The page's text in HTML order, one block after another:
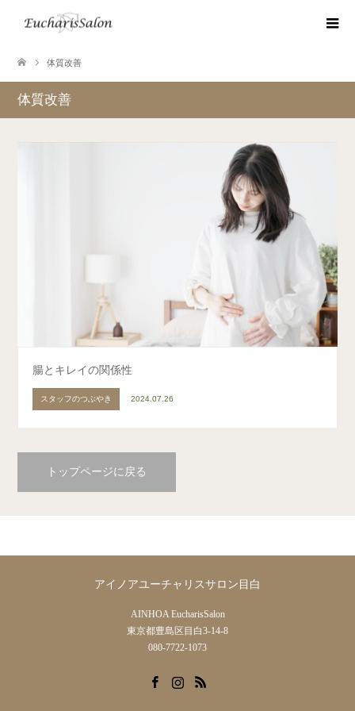
体質改善
体質改善
腸とキレイの関係性
スタッフのつぶやき 2024.07.26
トップページに戻る
アイノアユーチャリスサロン目白
AINHOA EucharisSalon
東京都豊島区目白3-14-8
080-7722-1073